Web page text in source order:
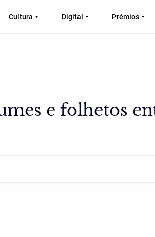
Cultura Digital Prémios
e folhetos